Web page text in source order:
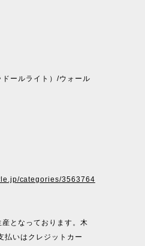
ールライト）/ウォール
categories/3563764
となっております。木
払いはクレジットカー